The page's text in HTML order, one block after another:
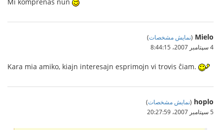
Mielo
(نمایش مشخصات)
4 سپتامبر 2007،‏ 8:44:15
Kara mia amiko, kiajn interesajn esprimojn vi trovis ĉiam.
hoplo
(نمایش مشخصات)
5 سپتامبر 2007،‏ 20:27:59